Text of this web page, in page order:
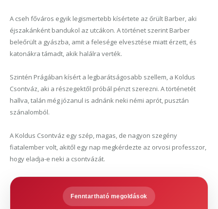
A cseh főváros egyik legismertebb kísértete az őrült Barber, aki
éjszakánként bandukol az utcákon. A történet szerint Barber
beleőrült a gyászba, amit a felesége elvesztése miatt érzett, és
katonákra támadt, akik halálra verték.
Szintén Prágában kísért a legbarátságosabb szellem, a Koldus
Csontváz, aki a részegektől próbál pénzt szerezni. A történetét
hallva, talán még józanul is adnánk neki némi aprót, pusztán
szánalomból.
A Koldus Csontváz egy szép, magas, de nagyon szegény
fiatalember volt, akitől egy nap megkérdezte az orvosi professzor,
hogy eladja-e neki a csontvázát.
Fenntartható megoldások